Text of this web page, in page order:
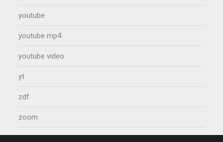
youtube
youtube mp4
youtube video
yt
zdf
zoom